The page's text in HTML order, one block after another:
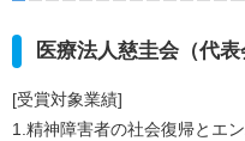
医療法人慈圭会（代
[受賞対象業績]
1.精神障害者の社会復帰とエ